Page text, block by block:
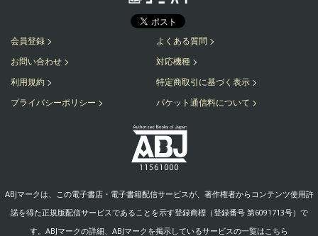
会員登録
よくある質問
お問い合わせ
対応機種
利用規約
特定商取引に基づく表示
プライバシーポリシー
パケット通信料について
ABJマークは、この電子書店・電子書籍配信サービスが、著作権者からコンテンツ使用許
諾を得た正規版配信サービスであることを示す登録商標（登録番号 第6091713号）で
す。ABJマークの詳細、ABJマークを掲示しているサービスの一覧はこちら